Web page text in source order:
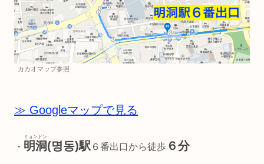
カカオマップ参照
≫ Googleマップで見る
・ 明洞
ミョンドン
(명동)駅 ６番出口から徒歩 ６分